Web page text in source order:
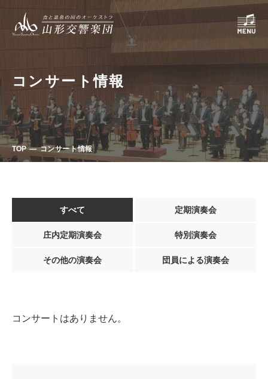
コンサート情報
TOP コンサート情報
すべて 定期演奏会
庄内定期演奏会 特別演奏会
その他の演奏会 団員による演奏会
コンサートはありません。